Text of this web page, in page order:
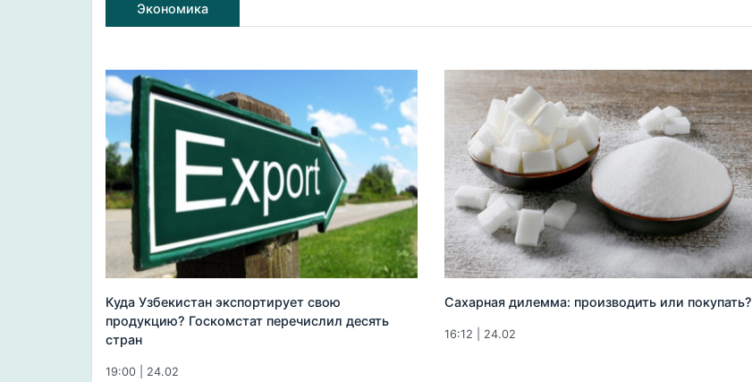
Экономика
Куда Узбекистан экспортирует свою
продукцию? Госкомстат перечислил десять
стран
19:00 | 24.02
Сахарная дилемма: производить или покупать?
16:12 | 24.02